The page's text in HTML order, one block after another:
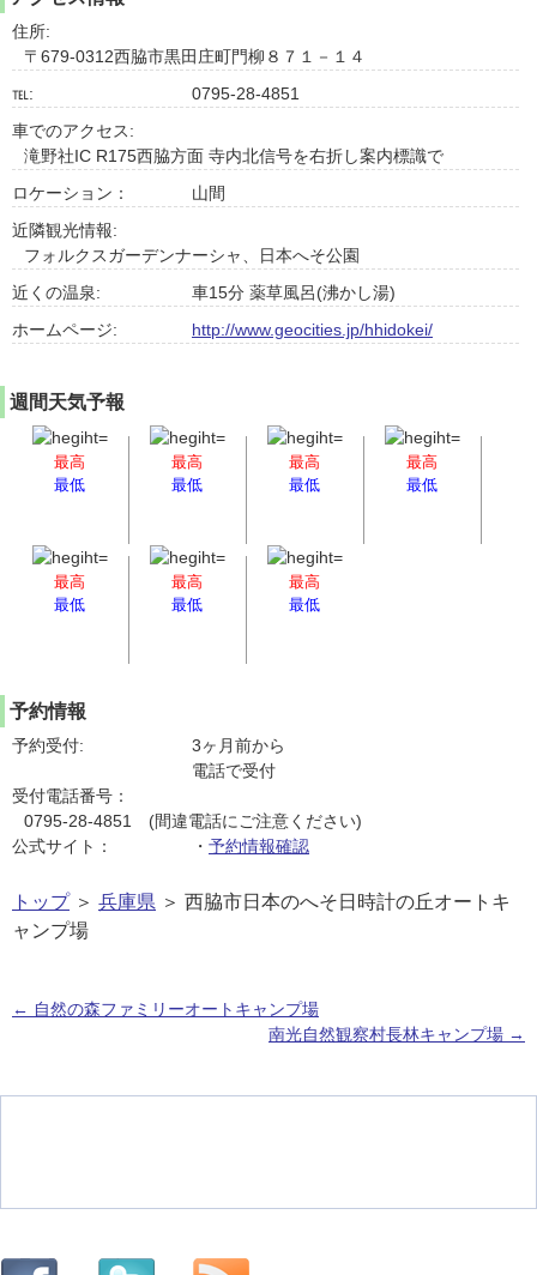
住所:
〒679-0312西脇市黒田庄町門柳８７１－１４
℡:
0795-28-4851
車でのアクセス:
滝野社IC R175西脇方面 寺内北信号を右折し案内標識で
ロケーション：
山間
近隣観光情報:
フォルクスガーデンナーシャ、日本へそ公園
近くの温泉:
車15分 薬草風呂(沸かし湯)
ホームページ:
http://www.geocities.jp/hhidokei/
週間天気予報
最高
最低
最高
最低
最高
最低
最高
最低
最高
最低
最高
最低
最高
最低
予約情報
予約受付:
3ヶ月前から
電話で受付
受付電話番号：
0795-28-4851 (間違電話にご注意ください)
公式サイト：
・ 予約情報確認
トップ＞ 兵庫県 ＞ 西脇市日本のへそ日時計の丘オートキ
ャンプ場
← 自然の森ファミリーオートキャンプ場
南光自然観察村長林キャンプ場 →